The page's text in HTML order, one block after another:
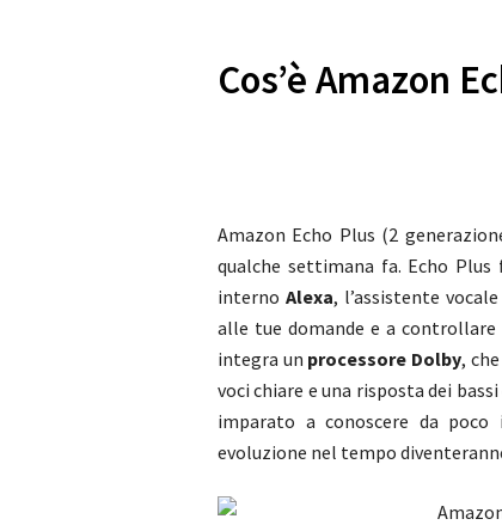
Cos’è Amazon
Amazon Echo Plus (2
qualche settimana fa. Echo
internoAlexa, l’assistente
alle tue domande e a controllare
integra un processore Dolby,
voci chiare e una risposta dei
imparato a conoscere da
evoluzione nel tempo